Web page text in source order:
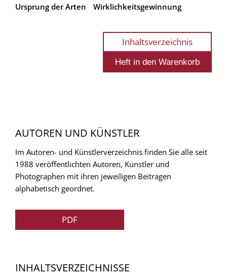
Ursprung der Arten
Wirklichkeitsgewinnung
Inhaltsverzeichnis
AUTOREN UND KÜNSTLER
Im Autoren- und Künstlerverzeichnis finden Sie alle seit
1988 veröffentlichten Autoren, Künstler und
Photographen mit ihren jeweiligen Beitragen
alphabetisch geordnet.
PDF
INHALTSVERZEICHNISSE